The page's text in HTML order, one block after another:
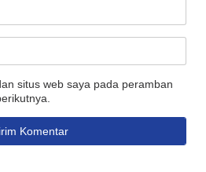
situs web saya pada peramban